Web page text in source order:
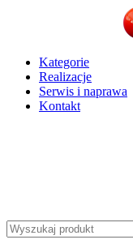
Kategorie
Realizacje
Serwis i naprawa
Kontakt